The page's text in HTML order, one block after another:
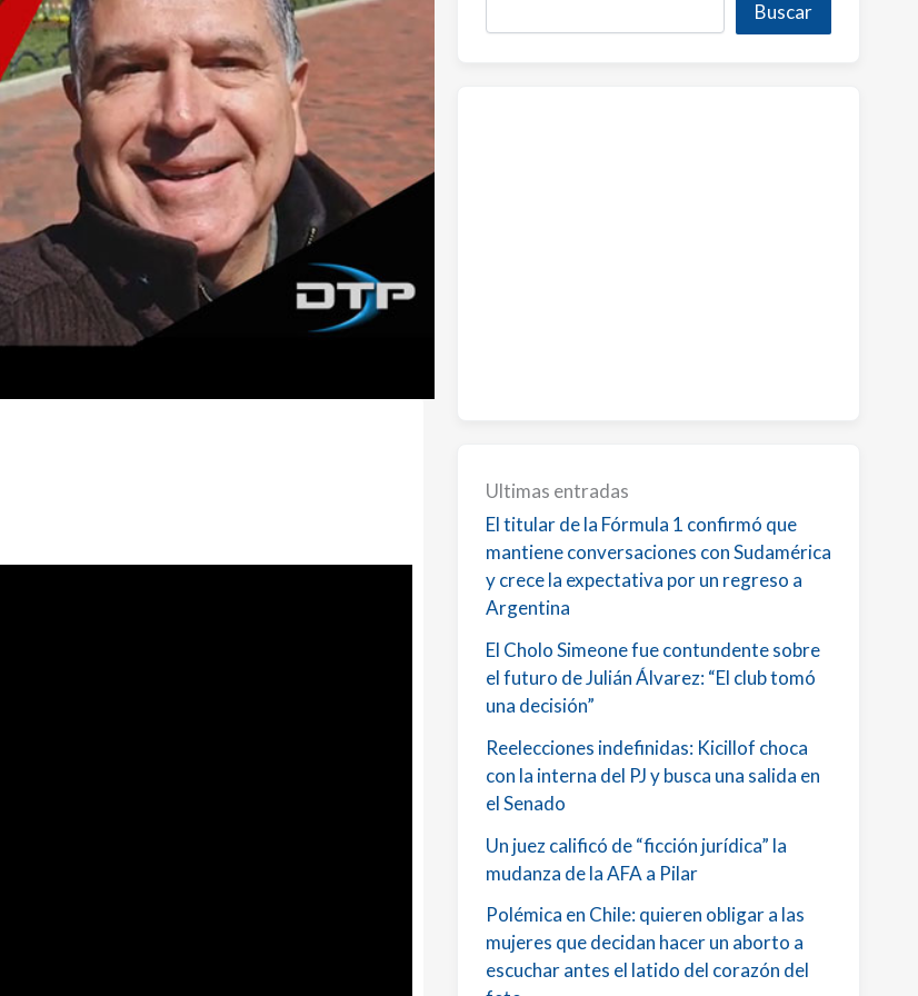
Buscar
Ultimas entradas
El titular de la Fórmula 1 confirmó que
mantiene conversaciones con Sudamérica
y crece la expectativa por un regreso a
Argentina
El Cholo Simeone fue contundente sobre
el futuro de Julián Álvarez: “El club tomó
una decisión”
Reelecciones indefinidas: Kicillof choca
con la interna del PJ y busca una salida en
el Senado
Un juez calificó de “ficción jurídica” la
mudanza de la AFA a Pilar
Polémica en Chile: quieren obligar a las
mujeres que decidan hacer un aborto a
escuchar antes el latido del corazón del